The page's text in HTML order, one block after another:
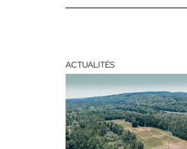
ACTUALITÉS